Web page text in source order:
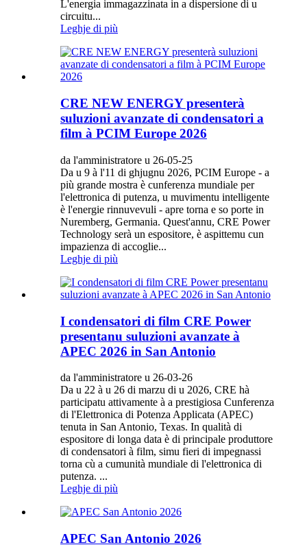
L'energia immagazzinata in a dispersione di u
circuitu...
Leghje di più
CRE NEW ENERGY presenterà
suluzioni avanzate di condensatori a
film à PCIM Europe 2026
da l'amministratore u 26-05-25
Da u 9 à l'11 di ghjugnu 2026, PCIM Europe - a
più grande mostra è cunferenza mundiale per
l'elettronica di putenza, u muvimentu intelligente
è l'energie rinnuvevuli - apre torna e so porte in
Nuremberg, Germania. Quest'annu, CRE Power
Technology serà un espositore, è aspittemu cun
impazienza di accoglie...
Leghje di più
I condensatori di film CRE Power
presentanu suluzioni avanzate à
APEC 2026 in San Antonio
da l'amministratore u 26-03-26
Da u 22 à u 26 di marzu di u 2026, CRE hà
participatu attivamente à a prestigiosa Cunferenza
di l'Elettronica di Potenza Applicata (APEC)
tenuta in San Antonio, Texas. In qualità di
espositore di longa data è di principale produttore
di condensatori à film, simu fieri di impegnassi
torna cù a cumunità mundiale di l'elettronica di
putenza. ...
Leghje di più
APEC San Antonio 2026